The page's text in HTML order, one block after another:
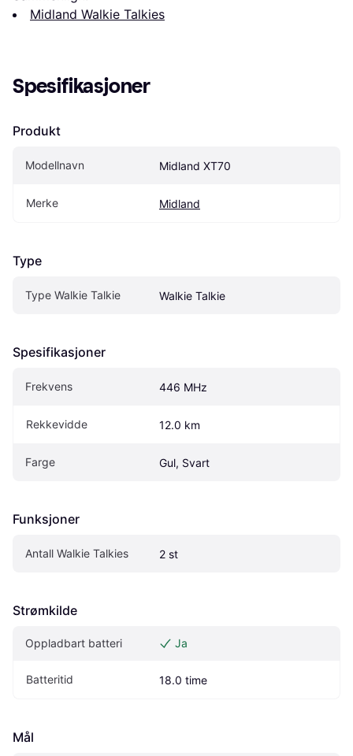
Midland Walkie Talkies
Spesifikasjoner
Produkt
Modellnavn Midland XT70
Merke Midland
Type
Type Walkie Talkie Walkie Talkie
Spesifikasjoner
Frekvens 446 MHz
Rekkevidde 12.0 km
Farge Gul, Svart
Funksjoner
Antall Walkie Talkies 2 st
Strømkilde
Oppladbart batteri Ja
Batteritid 18.0 time
Mål